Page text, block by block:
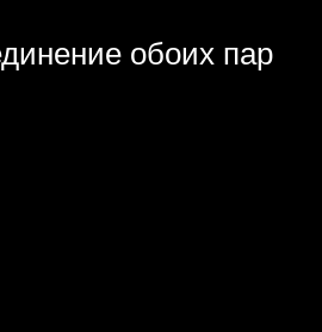
обоих пар